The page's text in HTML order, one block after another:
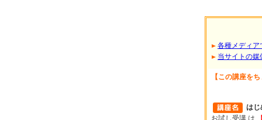
各種メディア
当サイトの媒
【この講座を
はじ
お試し受講 は